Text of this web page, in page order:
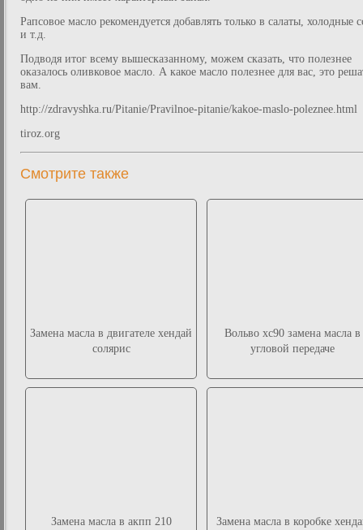
Рапсовое масло рекомендуется добавлять только в салаты, холодные
и т.д.
Подводя итог всему вышесказанному, можем сказать, что полезнее
оказалось оливковое масло. А какое масло полезнее для вас, это
вам.
http://zdravyshka.ru/Pitanie/Pravilnoe-pitanie/kakoe-maslo-poleznee.html
tiroz.org
Смотрите также
Замена масла в двигателе хендай
солярис
Вольво хс90 замена масла в
угловой передаче
Замена масла в акпп 210
Замена масла в коробке